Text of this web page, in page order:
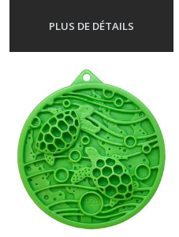
PLUS DE DÉTAILS